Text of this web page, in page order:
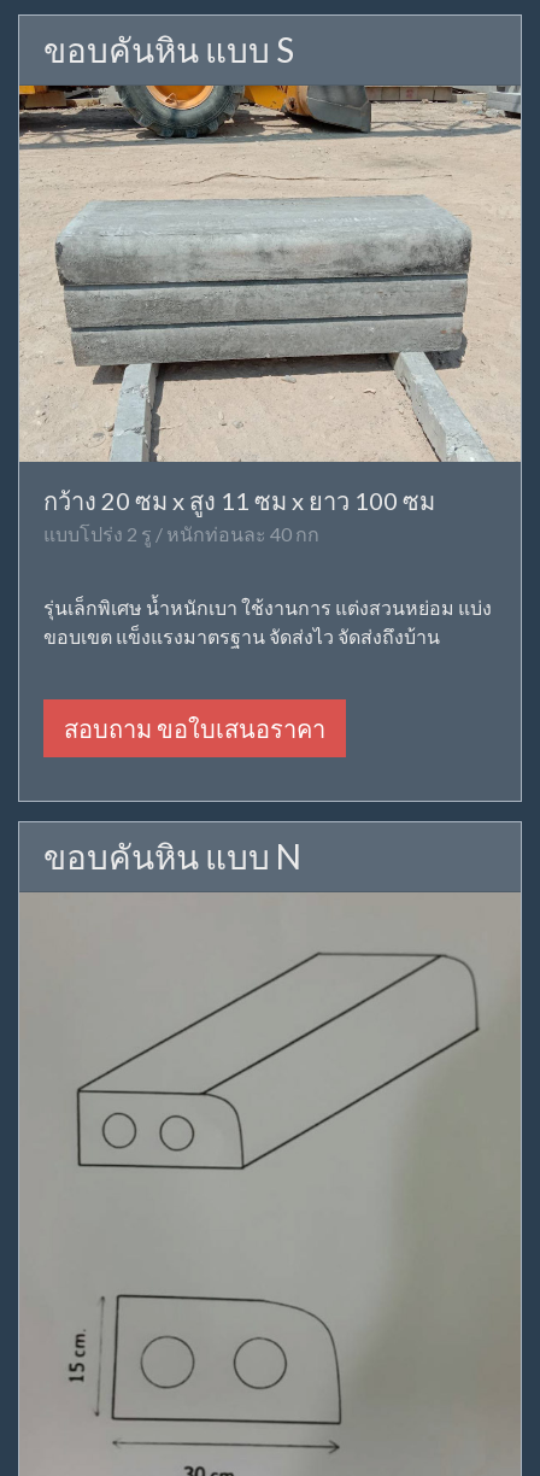
ขอบคันหิน แบบ S
กว้าง 20 ซม x สูง 11 ซม x ยาว 100 ซม
แบบโปร่ง 2 รู / หนักท่อนละ 40 กก
รุ่นเล็กพิเศษ น้ำหนักเบา ใช้งานการ แต่งสวนหย่อม แบ่ง
ขอบเขต แข็งแรงมาตรฐาน จัดส่งไว จัดส่งถึงบ้าน
สอบถาม ขอใบเสนอราคา
ขอบคันหิน แบบ N